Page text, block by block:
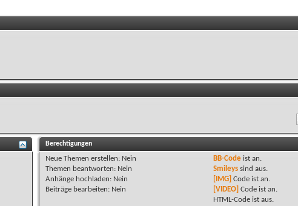
Berechtigungen
Neue Themen erstellen: Nein
Themen beantworten: Nein
Anhänge hochladen: Nein
Beiträge bearbeiten: Nein
BB-Codeist an.
Smileyssind aus.
[IMG] Code ist an.
[VIDEO] Code ist an.
HTML-Code ist aus.